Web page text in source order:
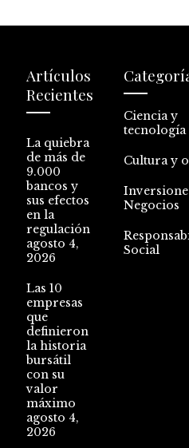
Artículos
Recientes
La quiebra
de más de
9.000
bancos y
sus efectos
en la
regulación
agosto 4,
2026
Las 10
empresas
que
definieron
la historia
bursátil
con su
valor
máximo
agosto 4,
2026
Ciencia y
tecnología
Cultura y
Negocios
Social